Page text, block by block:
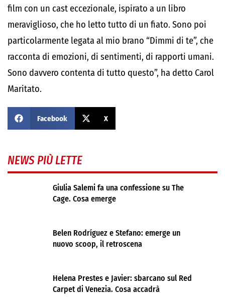
film con un cast eccezionale, ispirato a un libro
meraviglioso, che ho letto tutto di un fiato. Sono poi
particolarmente legata al mio brano “Dimmi di te”, che
racconta di emozioni, di sentimenti, di rapporti umani.
Sono davvero contenta di tutto questo”, ha detto Carol
Maritato.
Facebook X
NEWS PIÙ LETTE
Giulia Salemi fa una confessione su The
Cage. Cosa emerge
Belen Rodríguez e Stefano: emerge un
nuovo scoop, il retroscena
Helena Prestes e Javier: sbarcano sul Red
Carpet di Venezia. Cosa accadrà